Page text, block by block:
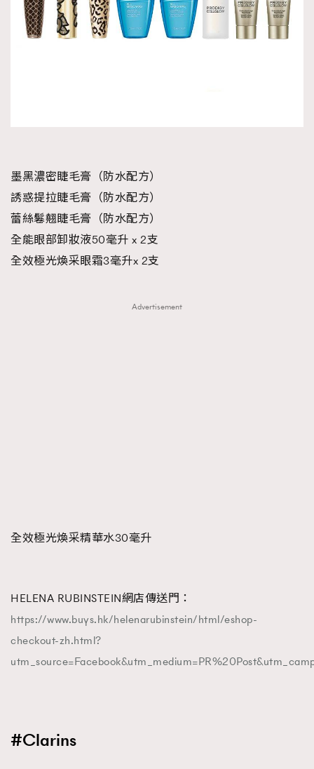
墨黑濃密睫毛膏（防水配方）
誘惑提拉睫毛膏（防水配方）
蕾絲鬈翹睫毛膏（防水配方）
全能眼部卸妝液50毫升 x 2支
全效極光煥采眼霜3毫升x 2支
Advertisement
全效極光煥采精華水30毫升
HELENA RUBINSTEIN網店傳送門：
https://www.buys.hk/helenarubinstein/html/eshop-
checkout-zh.html?
#Clarins